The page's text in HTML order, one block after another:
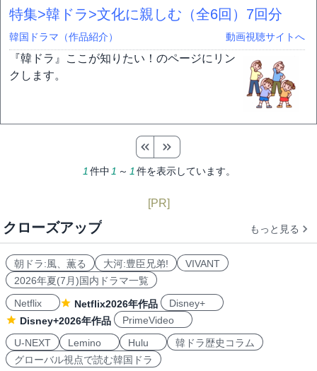
特集>韓ドラ>文化に親しむ（全6回） 7回分
韓国ドラマ（作品紹介） 動画視聴サイトへ
『韓ドラ』ここが知りたい！のページにリン
クします。
1 件中 1 ～ 1 件を表示しています。
[PR]
クローズアップ もっと見る
朝ドラ:風、薫る 大河:豊臣兄弟!
VIVANT
2026年夏(7月)国内ドラマ一覧
Netflix
Netflix2026年作品
Disney+
Disney+2026年作品
PrimeVideo
U-NEXT
Lemino Hulu
韓ドラ歴史コラム
グローバル視点で読む韓国ドラ